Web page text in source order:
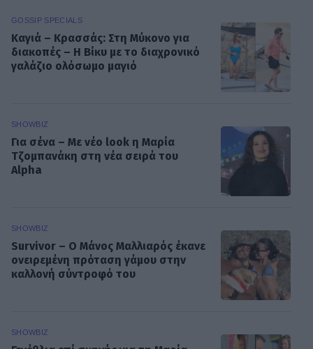
GOSSIP SPECIALS
Καγιά – Κρασσάς: Στη Μύκονο για
διακοπές – Η Βίκυ με το διαχρονικό
γαλάζιο ολόσωμο μαγιό
SHOWBIZ
Για σένα – Με νέο look η Μαρία
Τζομπανάκη στη νέα σειρά του
Alpha
SHOWBIZ
Survivor – O Μάνος Μαλλιαρός έκανε
ονειρεμένη πρόταση γάμου στην
καλλονή σύντροφό του
SHOWBIZ